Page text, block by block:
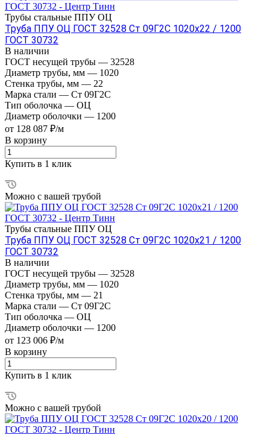
Трубы стальные ППУ ОЦ
Труба ППУ ОЦ ГОСТ 32528 Ст 09Г2С 1020x22 / 1200
ГОСТ 30732
В наличии
ГОСТ несущей трубы — 32528
Диаметр трубы, мм — 1020
Стенка трубы, мм — 22
Марка стали — Ст 09Г2С
Тип оболочка — ОЦ
Диаметр оболочки — 1200
от 128 087 ₽/м
В корзину
Купить в 1 клик
Можно с вашей трубой
Трубы стальные ППУ ОЦ
Труба ППУ ОЦ ГОСТ 32528 Ст 09Г2С 1020x21 / 1200
ГОСТ 30732
В наличии
ГОСТ несущей трубы — 32528
Диаметр трубы, мм — 1020
Стенка трубы, мм — 21
Марка стали — Ст 09Г2С
Тип оболочка — ОЦ
Диаметр оболочки — 1200
от 123 006 ₽/м
В корзину
Купить в 1 клик
Можно с вашей трубой